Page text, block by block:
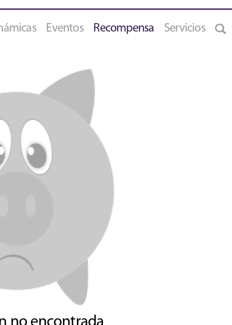
Eventos Recompensa Servicios